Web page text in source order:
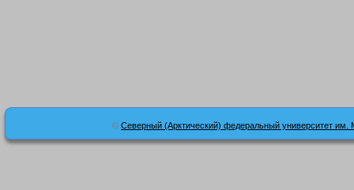
© Северный (Арктический) федеральный университет